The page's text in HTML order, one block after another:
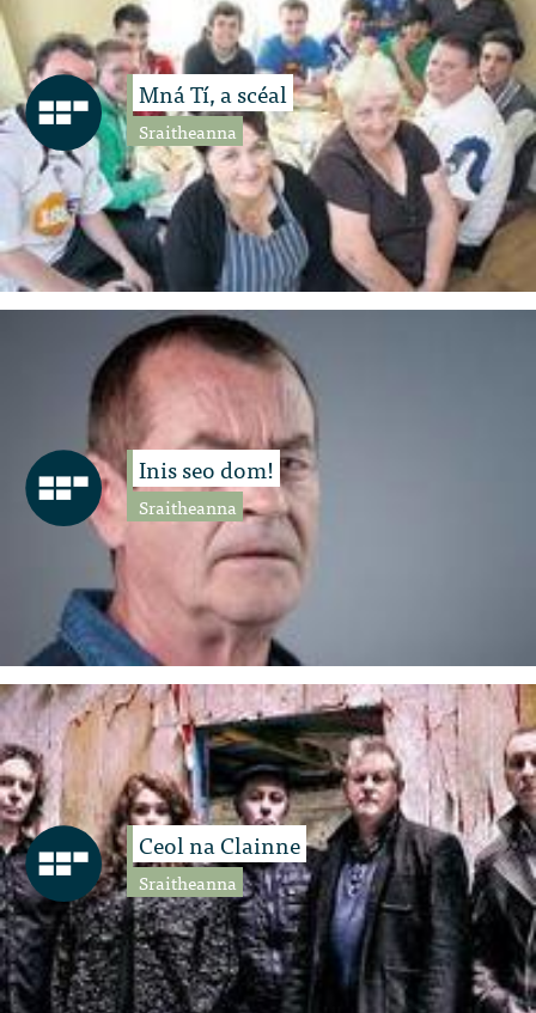
Mná Tí, a scéal
Sraitheanna
Inis seo dom!
Sraitheanna
Ceol na Clainne
Sraitheanna